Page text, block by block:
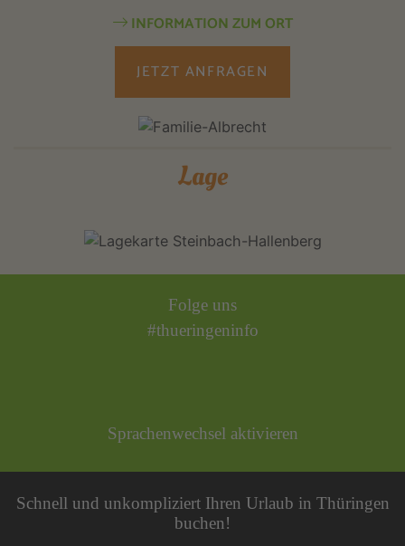
INFORMATION ZUM ORT
JETZT ANFRAGEN
Lage
Folge uns
#thueringeninfo
Sprachenwechsel aktivieren
Schnell und unkompliziert Ihren Urlaub in Thüringen
buchen!